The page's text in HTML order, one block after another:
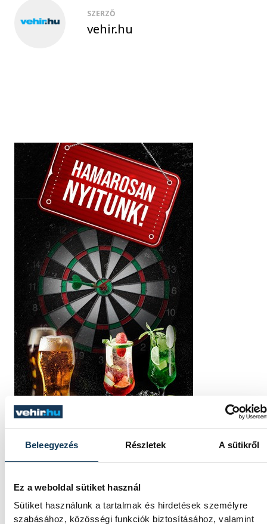
Beleegyezés Részletek A sütikről
Ez a weboldal sütiket használ
Sütiket használunk a tartalmak és hirdetések személyre
szabásához, közösségi funkciók biztosításához, valamint
SZERZŐ
vehir.hu